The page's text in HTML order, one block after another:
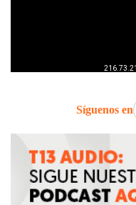
Síguenos en